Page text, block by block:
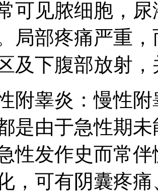
可见脓细胞，
局部疼痛严重
及下腹部放射
睾炎：慢性附
是由于急性期
性发作史而常
，可有阴囊疼